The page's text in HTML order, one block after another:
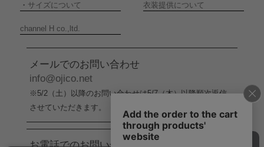
・ サイズについて 衣装提供について
channel H co.,ltd.
メールでのお問い合わせ
info@ojico.net
※5/2（土）以降のお問い合わせは5/7（木）以降順次返信
させていただきます。
お電話でのお問い合わせ